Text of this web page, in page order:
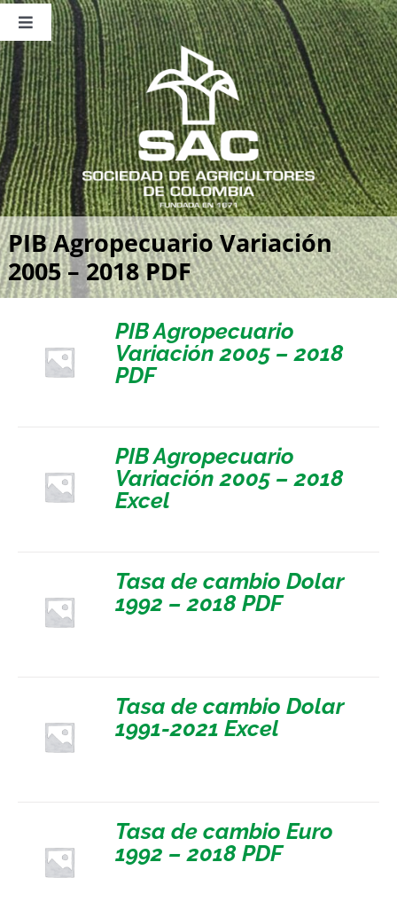
Saltar
contenido
Toggle
Navigation
Nosotros
Publicaciones
Sala de Prensa
Eventos
PIB Agropecuario Variación
2005 – 2018 PDF
PIB Agropecuario
Variación 2005 – 2018
PDF
PIB Agropecuario
Variación 2005 – 2018
Excel
Tasa de cambio Dolar
1992 – 2018 PDF
Tasa de cambio Dolar
1991-2021 Excel
Tasa de cambio Euro
1992 – 2018 PDF